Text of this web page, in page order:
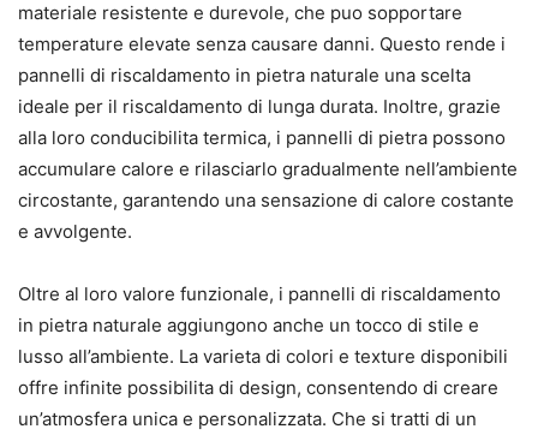
materiale resistente e durevole, che puo sopportare
temperature elevate senza causare danni. Questo rende i
pannelli di riscaldamento in pietra naturale una scelta
ideale per il riscaldamento di lunga durata. Inoltre, grazie
alla loro conducibilita termica, i pannelli di pietra possono
accumulare calore e rilasciarlo gradualmente nell’ambiente
circostante, garantendo una sensazione di calore costante
e avvolgente.
Oltre al loro valore funzionale, i pannelli di riscaldamento
in pietra naturale aggiungono anche un tocco di stile e
lusso all’ambiente. La varieta di colori e texture disponibili
offre infinite possibilita di design, consentendo di creare
un’atmosfera unica e personalizzata. Che si tratti di un